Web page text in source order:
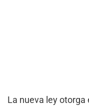
La nueva ley otorga